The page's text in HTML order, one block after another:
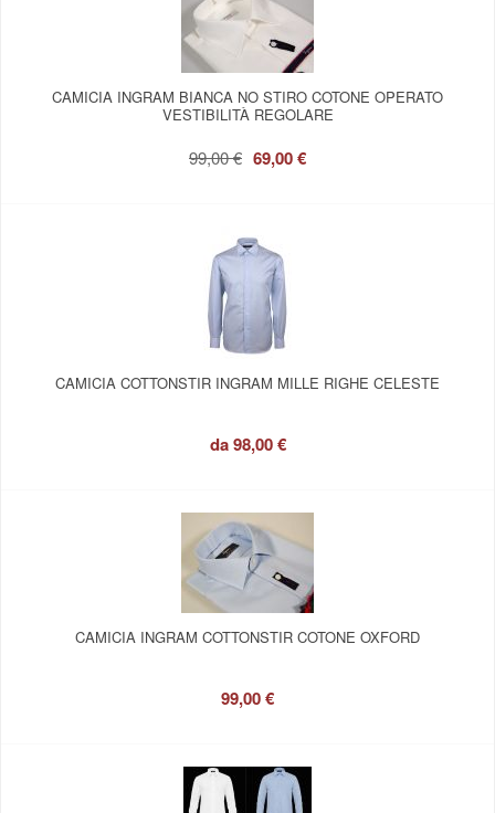
CAMICIA INGRAM BIANCA NO STIRO COTONE OPERATO
VESTIBILITÀ REGOLARE
99,00 € 69,00 €
CAMICIA COTTONSTIR INGRAM MILLE RIGHE CELESTE
da98,00 €
CAMICIA INGRAM COTTONSTIR COTONE OXFORD
99,00 €